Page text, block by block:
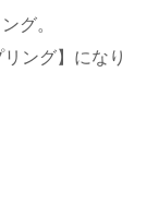
グ。
ング】になり